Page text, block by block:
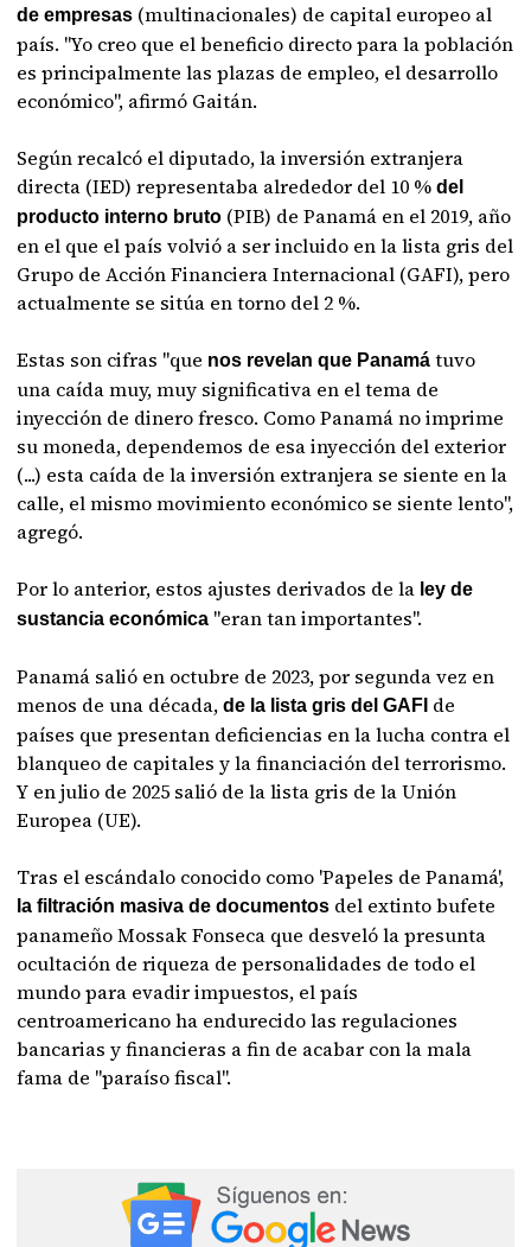
de empresas (multinacionales) de capital europeo al
país. "Yo creo que el beneficio directo para la población
es principalmente las plazas de empleo, el desarrollo
económico", afirmó Gaitán.
Según recalcó el diputado, la inversión extranjera
directa (IED) representaba alrededor del 10 %del
producto interno bruto (PIB) de Panamá en el 2019, año
en el que el país volvió a ser incluido en la lista gris del
Grupo de Acción Financiera Internacional (GAFI), pero
actualmente se sitúa en torno del 2 %.
Estas son cifras "que nos revelan que Panamá tuvo
una caída muy, muy significativa en el tema de
inyección de dinero fresco. Como Panamá no imprime
su moneda, dependemos de esa inyección del exterior
(...) esta caída de la inversión extranjera se siente en la
calle, el mismo movimiento económico se siente lento",
agregó.
Por lo anterior, estos ajustes derivados de la ley de
sustancia económica "eran tan importantes".
Panamá salió en octubre de 2023, por segunda vez en
menos de una década,de la lista gris del GAFI de
países que presentan deficiencias en la lucha contra el
blanqueo de capitales y la financiación del terrorismo.
Y en julio de 2025 salió de la lista gris de la Unión
Europea (UE).
Tras el escándalo conocido como 'Papeles de Panamá',
la filtración masiva de documentos del extinto bufete
panameño Mossak Fonseca que desveló la presunta
ocultación de riqueza de personalidades de todo el
mundo para evadir impuestos, el país
centroamericano ha endurecido las regulaciones
bancarias y financieras a fin de acabar con la mala
fama de "paraíso fiscal".